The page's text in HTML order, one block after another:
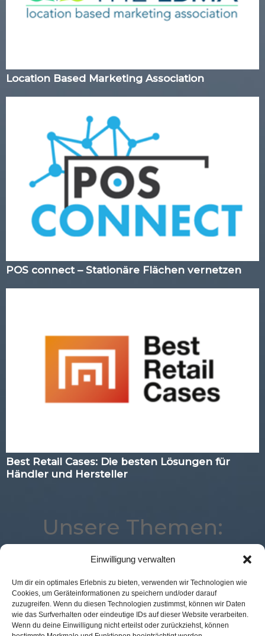
Einwilligung verwalten
Um dir ein optimales Erlebnis zu bieten, verwenden wir Technologien wie
Cookies, um Geräteinformationen zu speichern und/oder darauf
zuzugreifen. Wenn du diesen Technologien zustimmst, können wir Daten
wie das Surfverhalten oder eindeutige IDs auf dieser Website verarbeiten.
Wenn du deine Einwilligung nicht erteilst oder zurückziehst, können
Location Based Marketing Association
POS connect – Stationäre Flächen vernetzen
Best Retail Cases: Die besten Lösungen für
Händler und Hersteller
Unsere Themen:
Kassenlose Läden Corona Mobile
Logistik
Advertising
Location Expertenwissen
Studie
Best Retail Cases
Commerce
eCommerce
Loyalty
Voice Digital Augmented Reality